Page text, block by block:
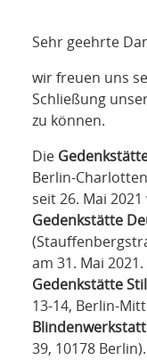
Sehr geehrte
wir freuen uns
Schließung
zu können.
Die
Berlin-
seit 26. Mai
Gedenkstätte
am 31. Mai
Gedenkstätte
13-14, Berlin-
39, 10178 Berlin).